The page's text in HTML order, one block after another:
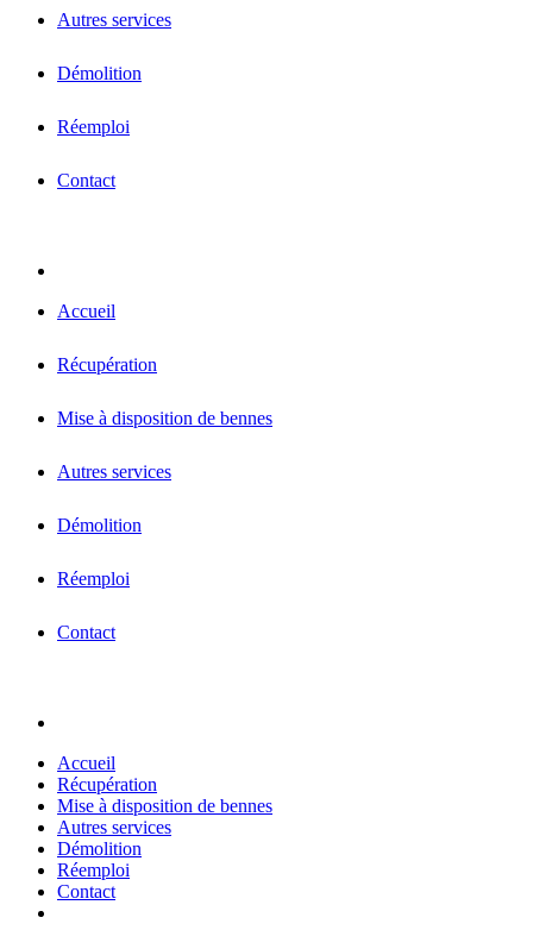
Autres services
Démolition
Réemploi
Contact
Accueil
Récupération
Mise à disposition de bennes
Autres services
Démolition
Réemploi
Contact
Accueil
Récupération
Mise à disposition de bennes
Autres services
Démolition
Réemploi
Contact